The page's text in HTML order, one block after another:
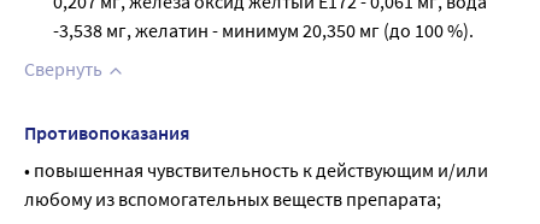
-3,538 мг, желатин - минимум 20,350 мг (до 100 %).
Свернуть
Противопоказания
• повышенная чувствительность к действующим и/или
любому из вспомогательных веществ препарата;